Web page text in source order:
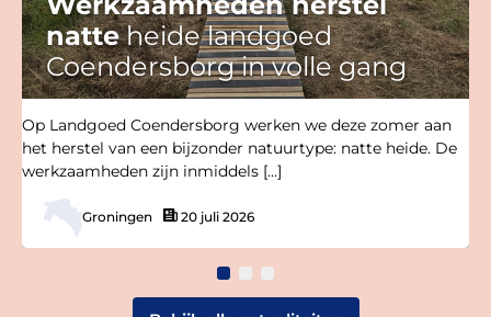
natteheide landgoed
Coendersborg in volle gang
Op Landgoed Coendersborg werken we deze zomer aan
het herstel van een bijzonder natuurtype: natte heide. De
werkzaamheden zijn inmiddels […]
Groningen 20 juli 2026